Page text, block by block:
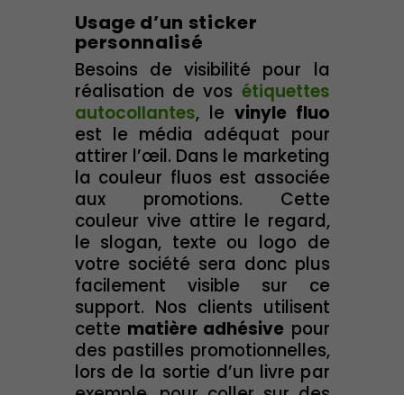
Usage d’un sticker
personnalisé
Besoins de visibilité pour la
réalisation de vos étiquettes
autocollantes, le vinyle fluo
est le média adéquat pour
attirer l’œil. Dans le marketing
la couleur fluos est associée
aux promotions. Cette
couleur vive attire le regard,
le slogan, texte ou logo de
votre société sera donc plus
facilement visible sur ce
support. Nos clients utilisent
cette matière adhésive pour
des pastilles promotionnelles,
lors de la sortie d’un livre par